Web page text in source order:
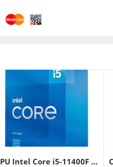
CPU Intel Core i5-11400F (Up to 4.40 GHz, 6 nhân 12 luồng, 12M Cache, Socket 1200)